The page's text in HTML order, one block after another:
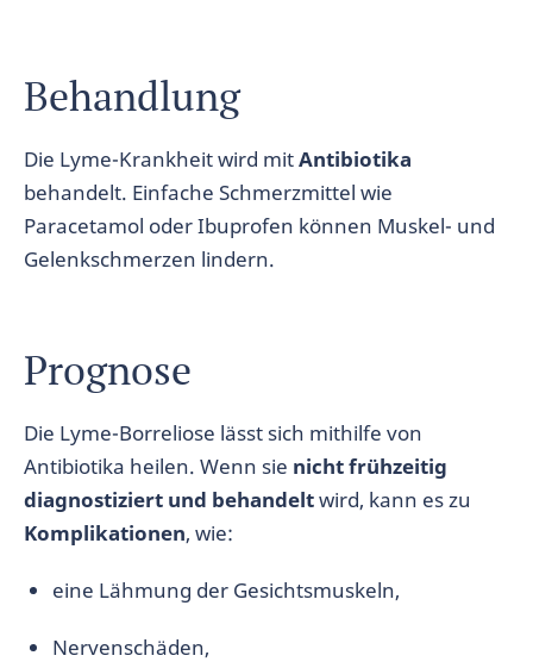
Behandlung
Die Lyme-Krankheit wird mitAntibiotika
behandelt. Einfache Schmerzmittel wie
Paracetamol oder Ibuprofen können Muskel- und
Gelenkschmerzen lindern.
Prognose
Die Lyme-Borreliose lässt sich mithilfe von
Antibiotika heilen. Wenn sie nicht frühzeitig
diagnostiziert und behandeltwird, kann es zu
Komplikationen, wie:
eine Lähmung der Gesichtsmuskeln,
Nervenschäden,